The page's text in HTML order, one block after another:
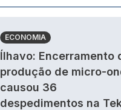
ECONOMIA
Ílhavo: Encerramento
produção de micro-
causou 36
despedimentos na